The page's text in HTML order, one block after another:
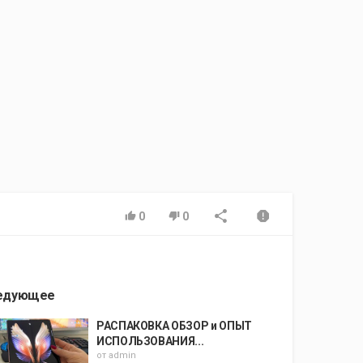
0 0
РАСПАКОВКА ОБЗОР и ОПЫТ
ИСПОЛЬЗОВАНИЯ...
от admin